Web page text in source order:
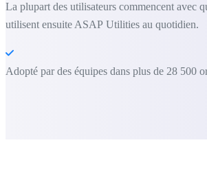
La plupart des utilisateurs commencent avec
utilisent ensuite ASAP Utilities au quotidien.
Adopté par des équipes dans plus de 28 500